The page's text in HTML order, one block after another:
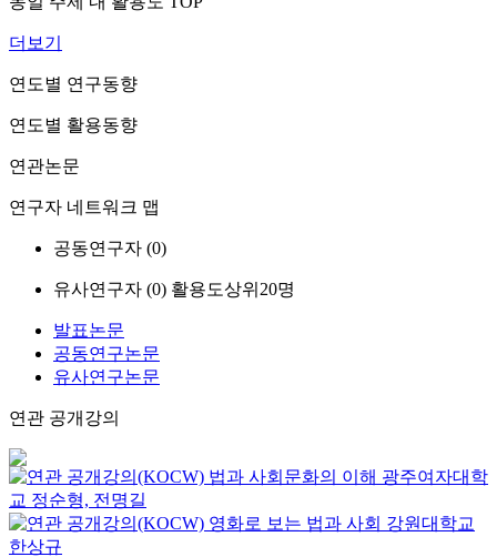
더보기
연도별 연구동향
연도별 활용동향
연관논문
연구자 네트워크 맵
공동연구자 (0)
유사연구자 (0) 활용도상위20명
발표논문
공동연구논문
유사연구논문
연관 공개강의
법과 사회문화의 이해 광주여자대학
교 정순형, 전명길
영화로 보는 법과 사회 강원대학교
한상규